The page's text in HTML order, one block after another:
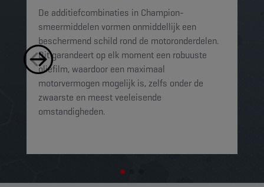
De additiefcombinaties in Champion-
smeermiddelen vormen onmiddellijk een
beschermend schild rond de motoronderdelen.
Dit garandeert op elk moment een robuuste
oliefilm, waardoor een maximaal
motorvermogen mogelijk is, zelfs onder de
zwaarste en meest veeleisende
omstandigheden.